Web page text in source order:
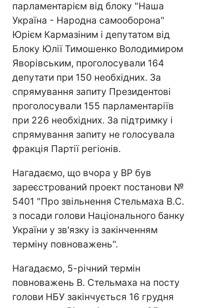
парламентарієм від блоку "Наша
Україна - Народна самооборона"
Юрієм Кармазіним і депутатом від
Блоку Юлії Тимошенко Володимиром
Яворівським, проголосували 164
депутати при 150 необхідних. За
спрямування запиту Президентові
проголосували 155 парламентаріїв
при 226 необхідних. За підтримку і
спрямування запиту не голосувала
фракція Партії регіонів.
Нагадаємо, що вчора у ВР був
зареєстрований проект постанови №
5401 "Про звільнення Стельмаха В.С.
з посади голови Національного банку
України у зв'язку із закінченням
терміну повноважень".
Нагадаємо, 5-річний термін
повноважень В. Стельмаха на посту
голови НБУ закінчується 16 грудня